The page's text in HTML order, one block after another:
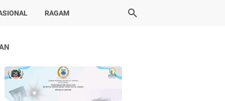
RAGAM